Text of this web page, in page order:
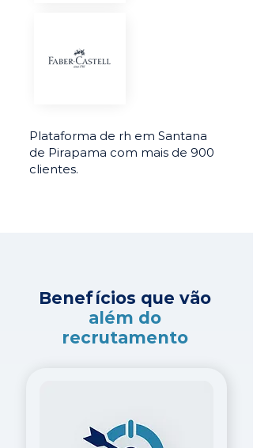
Plataforma de rh em Santana
de Pirapama com mais de 900
clientes.
Benefícios que vão
além do
recrutamento